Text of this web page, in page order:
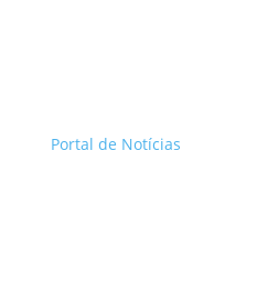
Portal de Notícias